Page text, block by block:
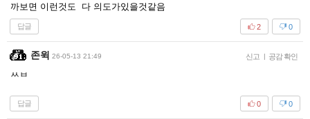
까보면 이런것도 다 의도가있을것같음
답글 0
2
존윅 26-05-13 21:49 신고 | 공감 확인
ㅆㅂ
답글 0
0